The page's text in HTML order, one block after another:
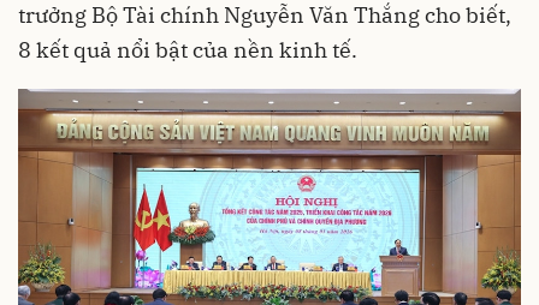
trưởng Bộ Tài chính Nguyễn Văn Thắng cho biết,
8 kết quả nổi bật của nền kinh tế.